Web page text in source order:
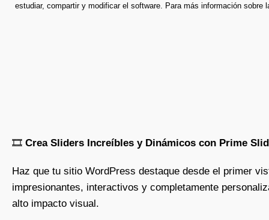
estudiar, compartir y modificar el software. Para más información sobre
🎞️ Crea Sliders Increíbles y Dinámicos con Prime
Haz que tu sitio WordPress destaque desde el primer
impresionantes, interactivos y completamente
alto impacto visual.